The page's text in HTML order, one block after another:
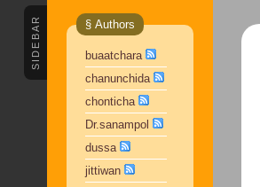
SIDEBAR § Authors
buaatchara
chanunchida
chonticha
Dr.sanampol
dussa
jittiwan